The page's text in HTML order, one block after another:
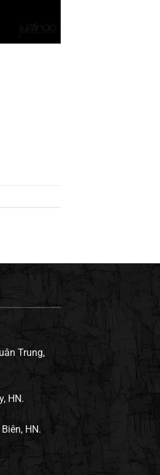
Trung,
HN.
HN.